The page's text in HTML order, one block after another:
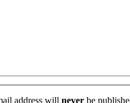
address will never be